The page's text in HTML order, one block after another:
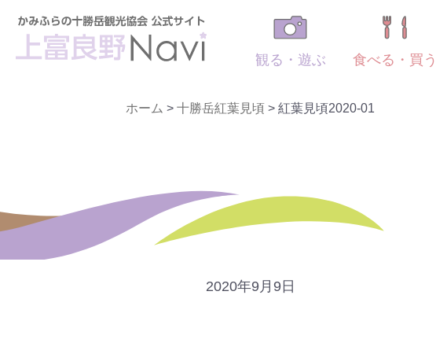
観る・遊ぶ 食べる・買う
ホーム > 十勝岳紅葉見頃 > 紅葉見頃2020-01
2020年9月9日